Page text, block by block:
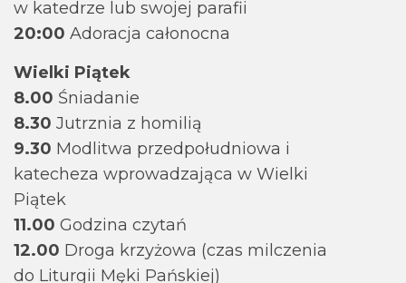
w katedrze lub swojej parafii
20:00 Adoracja całonocna
Wielki Piątek
8.00 Śniadanie
8.30 Jutrznia z homilią
9.30 Modlitwa przedpołudniowa i
katecheza wprowadzająca w Wielki
Piątek
11.00 Godzina czytań
12.00 Droga krzyżowa (czas milczenia
do Liturgii Męki Pańskiej)